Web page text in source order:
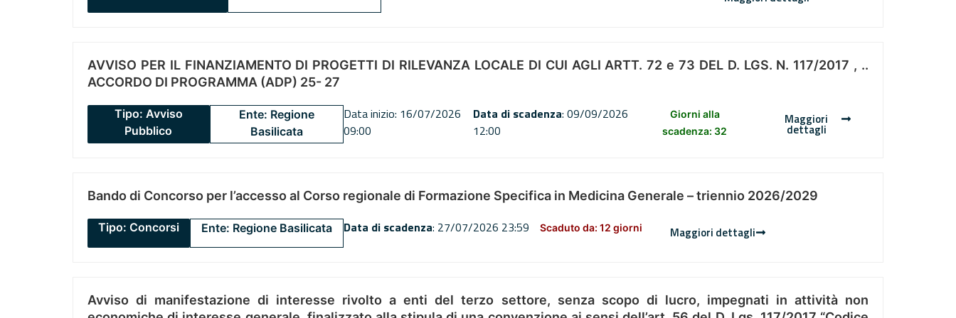
AVVISO PER IL FINANZIAMENTO DI PROGETTI DI RILEVANZA LOCALE DI CUI AGLI ARTT. 72 e 73 DEL D. LGS. N. 117/2017 , ..
ACCORDO DI PROGRAMMA (ADP) 25- 27
Tipo: Avviso
Pubblico
Ente: Regione
Basilicata
Data inizio: 16/07/2026
09:00
Data di scadenza: 09/09/2026
12:00
Giorni alla
scadenza: 32
Maggiori
dettagli
Bando di Concorso per l’accesso al Corso regionale di Formazione Specifica in Medicina Generale – triennio 2026/2029
Tipo: Concorsi Ente: Regione Basilicata Data di scadenza: 27/07/2026 23:59 Scaduto da: 12 giorni Maggiori dettagli
Avviso di manifestazione di interesse rivolto a enti del terzo settore, senza scopo di lucro, impegnati in attività non